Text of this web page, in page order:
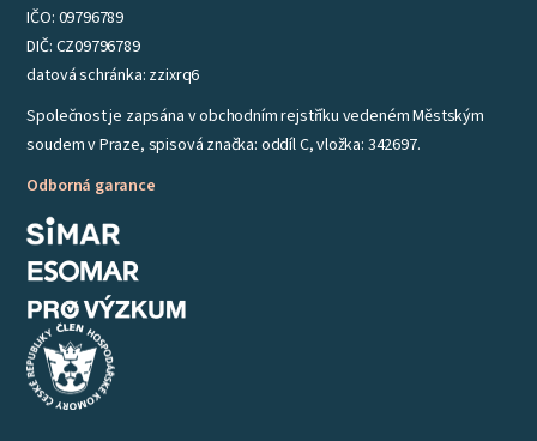
IČO: 09796789
DIČ: CZ09796789
datová schránka: zzixrq6
Společnost je zapsána v obchodním rejstříku vedeném Městským
soudem v Praze, spisová značka: oddíl C, vložka: 342697.
Odborná garance